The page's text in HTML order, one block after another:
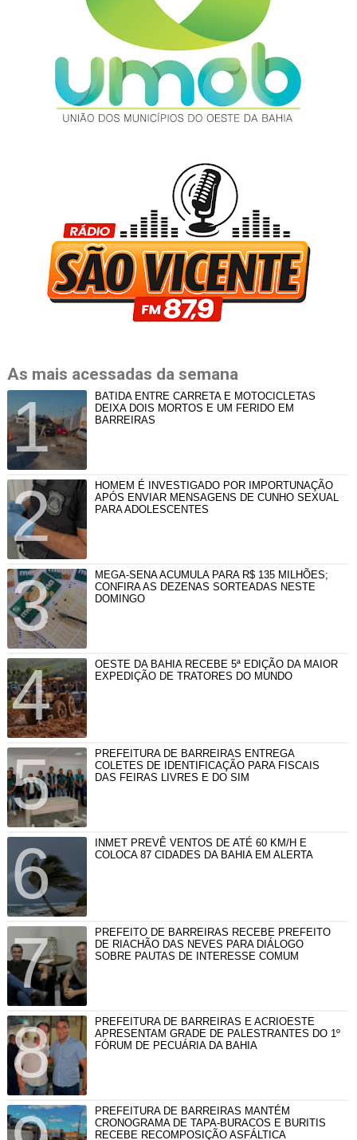
As mais acessadas da semana
BATIDA ENTRE CARRETA E MOTOCICLETAS
DEIXA DOIS MORTOS E UM FERIDO EM
BARREIRAS
HOMEM É INVESTIGADO POR IMPORTUNAÇÃO
APÓS ENVIAR MENSAGENS DE CUNHO SEXUAL
PARA ADOLESCENTES
MEGA-SENA ACUMULA PARA R$ 135 MILHÕES;
CONFIRA AS DEZENAS SORTEADAS NESTE
DOMINGO
OESTE DA BAHIA RECEBE 5ª EDIÇÃO DA MAIOR
EXPEDIÇÃO DE TRATORES DO MUNDO
PREFEITURA DE BARREIRAS ENTREGA
COLETES DE IDENTIFICAÇÃO PARA FISCAIS
DAS FEIRAS LIVRES E DO SIM
INMET PREVÊ VENTOS DE ATÉ 60 KM/H E
COLOCA 87 CIDADES DA BAHIA EM ALERTA
PREFEITO DE BARREIRAS RECEBE PREFEITO
DE RIACHÃO DAS NEVES PARA DIÁLOGO
SOBRE PAUTAS DE INTERESSE COMUM
PREFEITURA DE BARREIRAS E ACRIOESTE
APRESENTAM GRADE DE PALESTRANTES DO 1º
FÓRUM DE PECUÁRIA DA BAHIA
PREFEITURA DE BARREIRAS MANTÉM
CRONOGRAMA DE TAPA-BURACOS E BURITIS
RECEBE RECOMPOSIÇÃO ASFÁLTICA